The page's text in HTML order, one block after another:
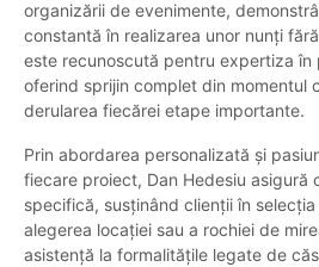
organizării de evenimente,
constantă în realizarea unor nunți
este recunoscută pentru expertiza în
oferind sprijin complet din momentul
derularea fiecărei etape importante.
Prin abordarea personalizată și
fiecare proiect, Dan Hedesiu asigură
specifică, susținând clienții în
alegerea locației sau a rochiei de
asistență la formalitățile legate de